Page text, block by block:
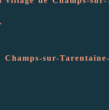
sur-